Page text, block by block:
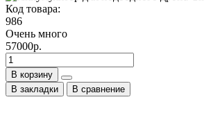
Код товара:
986
Очень много
57000р.
В корзину
В закладки
В сравнение